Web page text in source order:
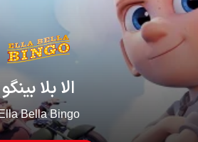
الا بلا بینگو
Ella Bella Bingo